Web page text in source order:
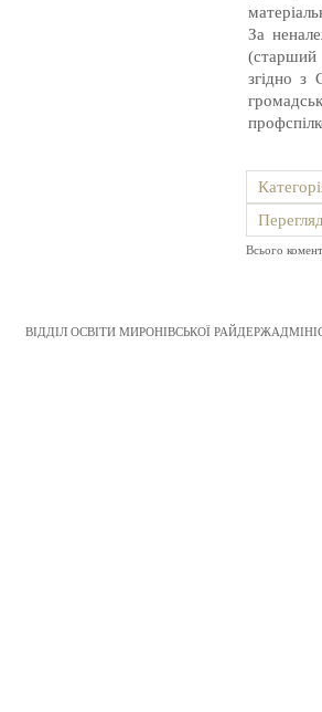
За
(старший
згідно з
Всього
ВІДДІЛ ОСВІТИ МИРОНІВСЬКОЇ